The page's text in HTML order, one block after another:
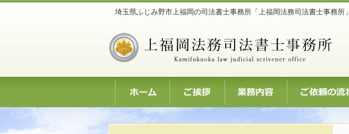
埼玉県ふじみ野市上福岡の司法書士事務所「上福岡法務司法書士事務所」